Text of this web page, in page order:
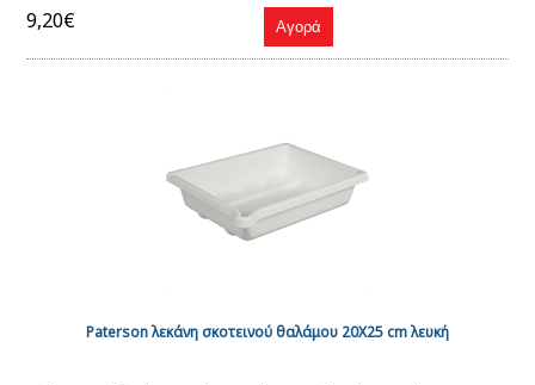
9,20€
Paterson λεκάνη σκοτεινού θαλάμου 20Χ25 cm λευκή